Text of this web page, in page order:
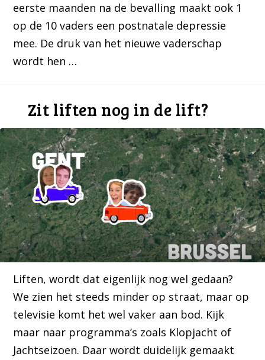
eerste maanden na de bevalling maakt ook 1
op de 10 vaders een postnatale depressie
mee. De druk van het nieuwe vaderschap
wordt hen …
Zit liften nog in de lift?
Liften, wordt dat eigenlijk nog wel gedaan?
We zien het steeds minder op straat, maar op
televisie komt het wel vaker aan bod. Kijk
maar naar programma’s zoals Klopjacht of
Jachtseizoen. Daar wordt duidelijk gemaakt